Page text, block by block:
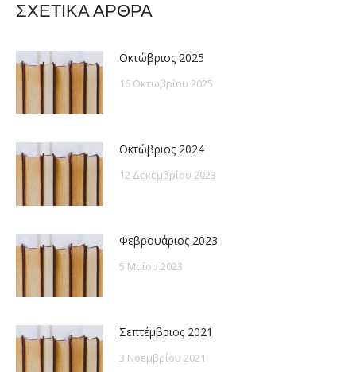
ΣΧΕΤΙΚΑ ΑΡΘΡΑ
Οκτώβριος 2025
16 Οκτωβρίου 2025
Οκτώβριος 2024
12 Δεκεμβρίου 2023
Φεβρουάριος 2023
5 Μαΐου 2023
Σεπτέμβριος 2021
3 Νοεμβρίου 2021